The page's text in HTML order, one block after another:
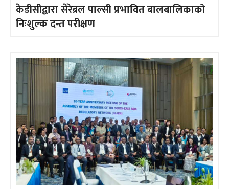
केडीसीद्वारा सेरेब्रल पाल्सी प्रभावित बालबालिकाको
निःशुल्क दन्त परीक्षण